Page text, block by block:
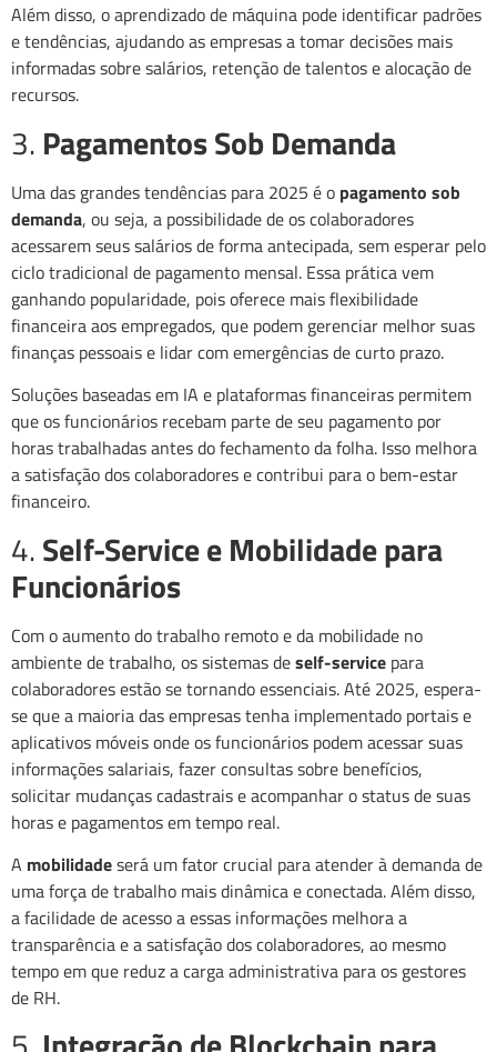
Além disso, o aprendizado de máquina pode identificar padrões
e tendências, ajudando as empresas a tomar decisões mais
informadas sobre salários, retenção de talentos e alocação de
recursos.
3. Pagamentos Sob Demanda
Uma das grandes tendências para 2025 é o pagamento sob
demanda, ou seja, a possibilidade de os colaboradores
acessarem seus salários de forma antecipada, sem esperar pelo
ciclo tradicional de pagamento mensal. Essa prática vem
ganhando popularidade, pois oferece mais flexibilidade
financeira aos empregados, que podem gerenciar melhor suas
finanças pessoais e lidar com emergências de curto prazo.
Soluções baseadas em IA e plataformas financeiras permitem
que os funcionários recebam parte de seu pagamento por
horas trabalhadas antes do fechamento da folha. Isso melhora
a satisfação dos colaboradores e contribui para o bem-estar
financeiro.
4.Self-Service e Mobilidade para
Funcionários
Com o aumento do trabalho remoto e da mobilidade no
ambiente de trabalho, os sistemas deself-service para
colaboradores estão se tornando essenciais. Até 2025, espera-
se que a maioria das empresas tenha implementado portais e
aplicativos móveis onde os funcionários podem acessar suas
informações salariais, fazer consultas sobre benefícios,
solicitar mudanças cadastrais e acompanhar o status de suas
horas e pagamentos em tempo real.
A mobilidadeserá um fator crucial para atender à demanda de
uma força de trabalho mais dinâmica e conectada. Além disso,
a facilidade de acesso a essas informações melhora a
transparência e a satisfação dos colaboradores, ao mesmo
tempo em que reduz a carga administrativa para os gestores
de RH.